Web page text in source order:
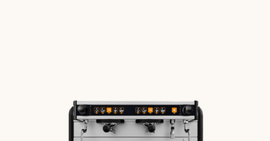
приготовление эспрессо